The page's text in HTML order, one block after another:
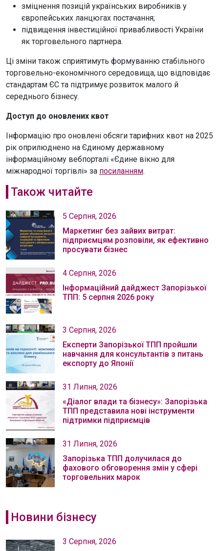
зміцнення позицій українських виробників у
європейських ланцюгах постачання;
підвищення інвестиційної привабливості України
як торговельного партнера.
Ці зміни також сприятимуть формуванню стабільного
торговельно-економічного середовища, що відповідає
стандартам ЄС та підтримує розвиток малого й
середнього бізнесу.
Доступ до оновлених квот
Інформацію про оновлені обсяги тарифних квот на 2025
рік оприлюднено на Єдиному державному
інформаційному вебпорталі «Єдине вікно для
міжнародної торгівлі» за посиланням.
Також читайте
5 Серпня, 2026
Маркетинг без зайвих витрат:
підприємцям розповіли, як ефективно
просувати бізнес
4 Серпня, 2026
Інформаційний дайджест Запорізької
ТПП: 5 серпня 2026 року
3 Серпня, 2026
Експерти Запорізької ТПП пройшли
навчання для консультантів з питань
експорту до Японії
31 Липня, 2026
«Діалог влади та бізнесу»: Запорізька
ТПП представила нові інструменти
підтримки підприємців
31 Липня, 2026
Запорізька ТПП долучилася до
фахового обговорення змін у сфері
торговельних марок
Новини бізнесу
3 Серпня, 2026